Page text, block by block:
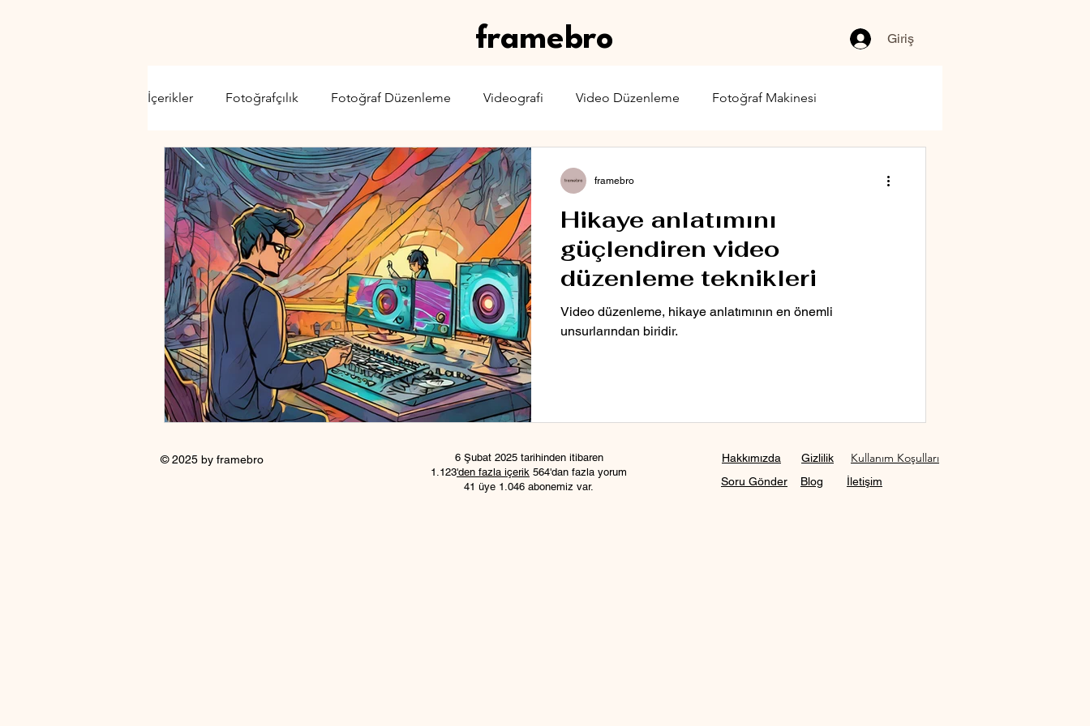
framebro Giriş
İçerikler Fotoğrafçılık Fotoğraf Düzenleme Videografi Video Düzenleme Fotoğraf Makinesi
Video Kamera Lens Drone Karşılaştırma Web Yayıncılığı
Hikaye anlatımını
güçlendiren video
düzenleme teknikleri
Video düzenleme, hikaye anlatımının en önemli
unsurlarından biridir.
framebro
© 2025 by framebro
6 Şubat 2025 tarihinden itibaren
1.123'den fazla içerik 564'dan fazla yorum
41 üye 1.046 abonemiz var.
Hakkımızda
Soru Gönder
Gizlilik
Blog
Kullanım Koşulları
İletişim